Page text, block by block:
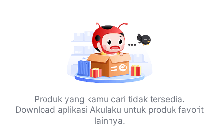
Produk yang kamu cari tidak tersedia.
Download aplikasi Akulaku untuk produk favorit
lainnya.